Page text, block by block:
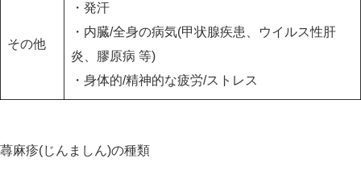
その他
・発汗
・内臓/全身の病気(甲状腺疾患、ウイルス性肝
炎、膠原病 等)
・身体的/精神的な疲労/ストレス
蕁麻疹(じんましん)の種類